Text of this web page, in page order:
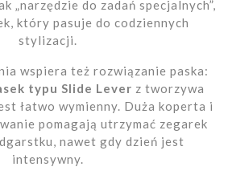
„narzędzie do zadań specjalnych”,
który pasuje do codziennych
stylizacji.
wspiera też rozwiązanie paska:
typu Slide Lever z tworzywa
łatwo wymienny. Duża koperta i
pomagają utrzymać zegarek
nawet gdy dzień jest
intensywny.